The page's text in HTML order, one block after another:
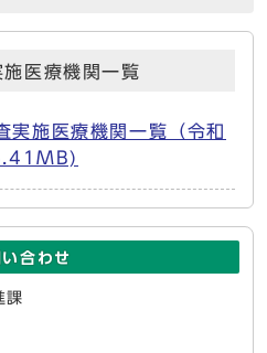
医療機関一覧
実施医療機関一覧（令和
合わせ
課